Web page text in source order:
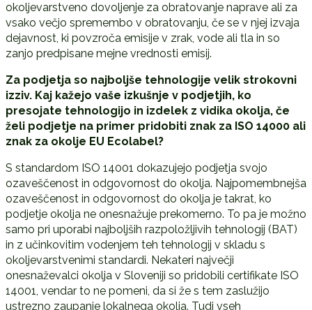
okoljevarstveno dovoljenje za obratovanje naprave ali za
vsako večjo spremembo v obratovanju, če se v njej izvaja
dejavnost, ki povzroča emisije v zrak, vode ali tla in so
zanjo predpisane mejne vrednosti emisij.
Za podjetja so najboljše tehnologije velik strokovni
izziv. Kaj kažejo vaše izkušnje v podjetjih, ko
presojate tehnologijo in izdelek z vidika okolja, če
želi podjetje na primer pridobiti znak za ISO 14000 ali
znak za okolje EU Ecolabel?
S standardom ISO 14001 dokazujejo podjetja svojo
ozaveščenost in odgovornost do okolja. Najpomembnejša
ozaveščenost in odgovornost do okolja je takrat, ko
podjetje okolja ne onesnažuje prekomerno. To pa je možno
samo pri uporabi najboljših razpoložljivih tehnologij (BAT)
in z učinkovitim vodenjem teh tehnologij v skladu s
okoljevarstvenimi standardi. Nekateri največji
onesnaževalci okolja v Sloveniji so pridobili certifikate ISO
14001, vendar to ne pomeni, da si že s tem zaslužijo
ustrezno zaupanje lokalnega okolja. Tudi vseh